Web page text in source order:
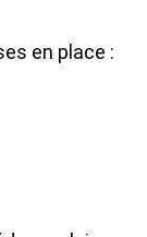
en place :